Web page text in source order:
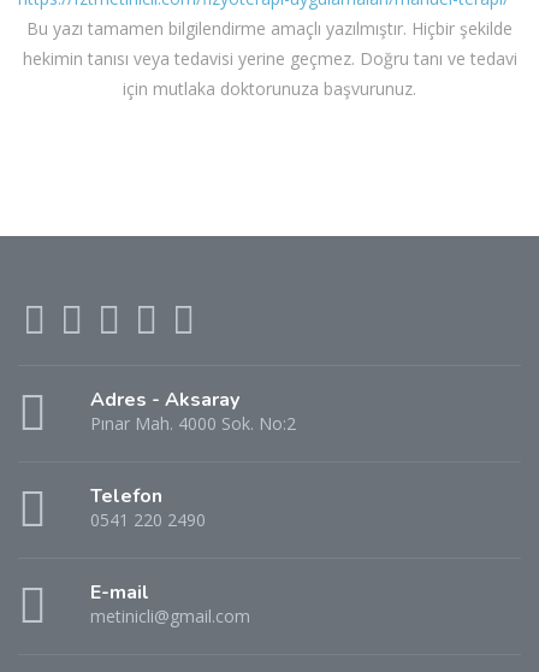
Bu yazı tamamen bilgilendirme amaçlı yazılmıştır. Hiçbir şekilde
hekimin tanısı veya tedavisi yerine geçmez. Doğru tanı ve tedavi
için mutlaka doktorunuza başvurunuz.
Adres - Aksaray
Pınar Mah. 4000 Sok. No:2
Telefon
0541 220 2490
E-mail
metinicli@gmail.com